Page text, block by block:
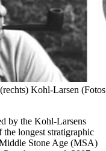
Kohl-Larsen
by the Kohl-Larsens
longest stratigraphic
Stone Age (MSA)